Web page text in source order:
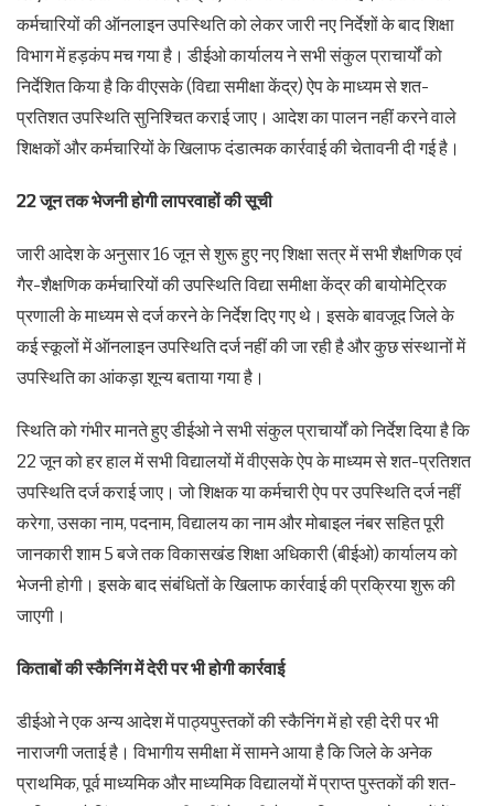
कर्मचारियों की ऑनलाइन उपस्थिति को लेकर जारी नए निर्देशों के बाद शिक्षा
विभाग में हड़कंप मच गया है। डीईओ कार्यालय ने सभी संकुल प्राचार्यों को
निर्देशित किया है कि वीएसके (विद्या समीक्षा केंद्र) ऐप के माध्यम से शत-
प्रतिशत उपस्थिति सुनिश्चित कराई जाए। आदेश का पालन नहीं करने वाले
शिक्षकों और कर्मचारियों के खिलाफ दंडात्मक कार्रवाई की चेतावनी दी गई है।
22 जून तक भेजनी होगी लापरवाहों की सूची
जारी आदेश के अनुसार 16 जून से शुरू हुए नए शिक्षा सत्र में सभी शैक्षणिक एवं
गैर-शैक्षणिक कर्मचारियों की उपस्थिति विद्या समीक्षा केंद्र की बायोमेट्रिक
प्रणाली के माध्यम से दर्ज करने के निर्देश दिए गए थे। इसके बावजूद जिले के
कई स्कूलों में ऑनलाइन उपस्थिति दर्ज नहीं की जा रही है और कुछ संस्थानों में
उपस्थिति का आंकड़ा शून्य बताया गया है।
स्थिति को गंभीर मानते हुए डीईओ ने सभी संकुल प्राचार्यों को निर्देश दिया है कि
22 जून को हर हाल में सभी विद्यालयों में वीएसके ऐप के माध्यम से शत-प्रतिशत
उपस्थिति दर्ज कराई जाए। जो शिक्षक या कर्मचारी ऐप पर उपस्थिति दर्ज नहीं
करेगा, उसका नाम, पदनाम, विद्यालय का नाम और मोबाइल नंबर सहित पूरी
जानकारी शाम 5 बजे तक विकासखंड शिक्षा अधिकारी (बीईओ) कार्यालय को
भेजनी होगी। इसके बाद संबंधितों के खिलाफ कार्रवाई की प्रक्रिया शुरू की
जाएगी।
किताबों की स्कैनिंग में देरी पर भी होगी कार्रवाई
डीईओ ने एक अन्य आदेश में पाठ्यपुस्तकों की स्कैनिंग में हो रही देरी पर भी
नाराजगी जताई है। विभागीय समीक्षा में सामने आया है कि जिले के अनेक
प्राथमिक, पूर्व माध्यमिक और माध्यमिक विद्यालयों में प्राप्त पुस्तकों की शत-